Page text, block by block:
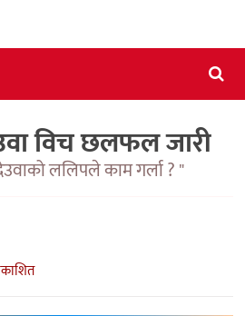
विच छलफल जारी
ललिपले काम गर्ला ? "